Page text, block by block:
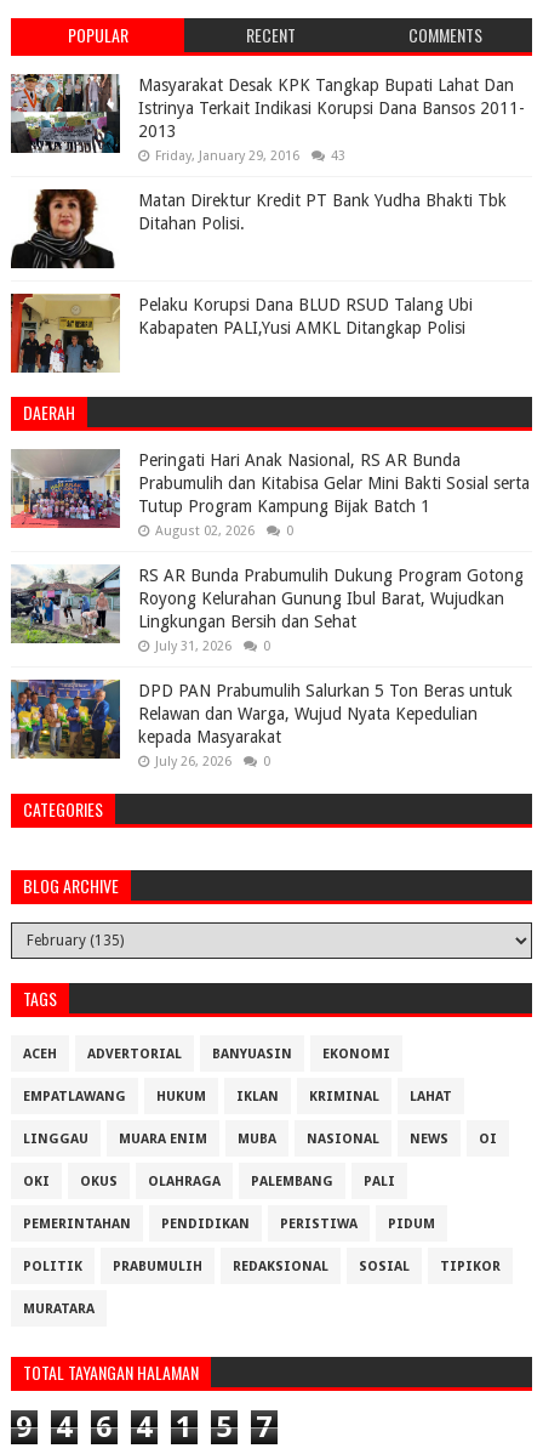
POPULAR RECENT COMMENTS
Masyarakat Desak KPK Tangkap Bupati Lahat Dan
Istrinya Terkait Indikasi Korupsi Dana Bansos 2011-
2013
Friday, January 29, 2016 43
Matan Direktur Kredit PT Bank Yudha Bhakti Tbk
Ditahan Polisi.
Pelaku Korupsi Dana BLUD RSUD Talang Ubi
Kabapaten PALI,Yusi AMKL Ditangkap Polisi
DAERAH
Peringati Hari Anak Nasional, RS AR Bunda
Prabumulih dan Kitabisa Gelar Mini Bakti Sosial serta
Tutup Program Kampung Bijak Batch 1
August 02, 2026 0
RS AR Bunda Prabumulih Dukung Program Gotong
Royong Kelurahan Gunung Ibul Barat, Wujudkan
Lingkungan Bersih dan Sehat
July 31, 2026 0
DPD PAN Prabumulih Salurkan 5 Ton Beras untuk
Relawan dan Warga, Wujud Nyata Kepedulian
kepada Masyarakat
July 26, 2026 0
CATEGORIES
BLOG ARCHIVE
TAGS
ACEH ADVERTORIAL BANYUASIN EKONOMI
EMPATLAWANG HUKUM IKLAN KRIMINAL LAHAT
LINGGAU MUARA ENIM MUBA NASIONAL NEWS OI
OKI OKUS OLAHRAGA PALEMBANG PALI
PEMERINTAHAN PENDIDIKAN PERISTIWA PIDUM
POLITIK PRABUMULIH REDAKSIONAL SOSIAL TIPIKOR
MURATARA
TOTAL TAYANGAN HALAMAN
9 4 6 4 1 5 7